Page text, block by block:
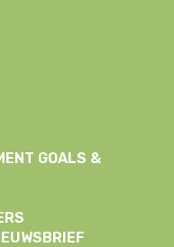
GOALS &